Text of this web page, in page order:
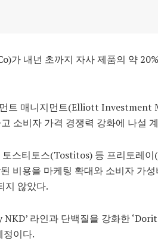
가 내년 초까지 자사 제품의 약
트 매니지먼트(Elliott Investment
소비자 가격 경쟁력 강화에 나설
스티토스(Tostitos) 등 프리토레
비용을 마케팅 확대와 소비자 가
지 않았다.
라인과 단백질을 강화한
정이다.